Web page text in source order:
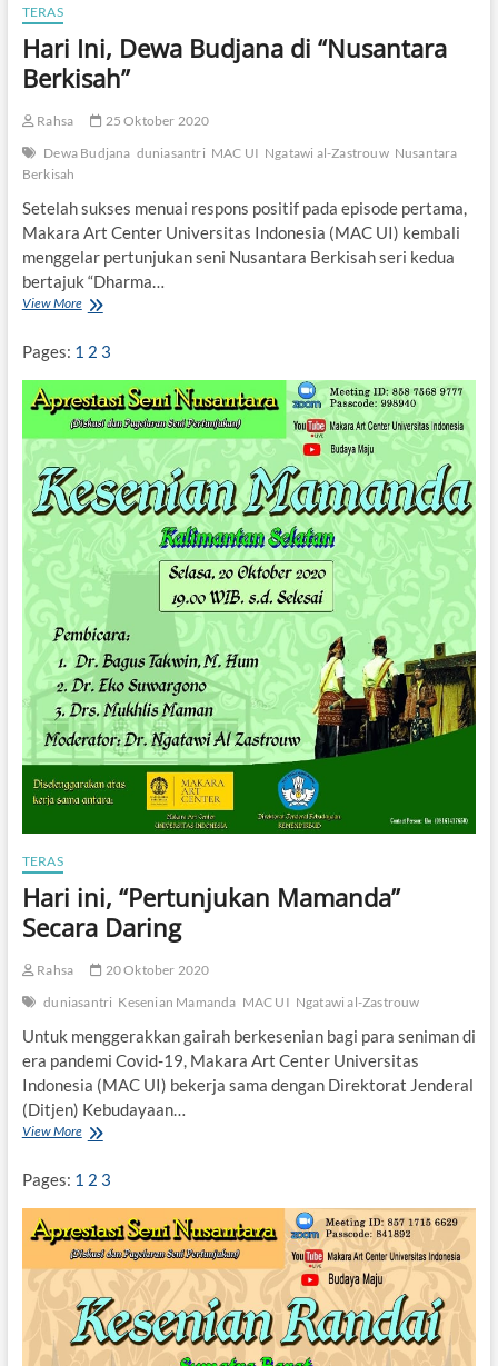
S
m
h
m
u
a
TERAS
Hari Ini, Dewa Budjana di “Nusantara
Berkisah”
Rahsa
25 Oktober 2020
Dewa Budjana duniasantri MAC UI Ngatawi al-Zastrouw Nusantara
Berkisah
Setelah sukses menuai respons positif pada episode pertama,
Makara Art Center Universitas Indonesia (MAC UI) kembali
menggelar pertunjukan seni Nusantara Berkisah seri kedua
bertajuk “Dharma…
View MoreH
i
I
n
i
,
D
e
w
a
d
a
n
a
d
i
“
N
u
s
a
a
B
i
a
h
”
Pages: 1 2 3
TERAS
Hari ini, “Pertunjukan Mamanda”
Secara Daring
Rahsa
20 Oktober 2020
duniasantri Kesenian Mamanda MAC UI Ngatawi al-Zastrouw
Untuk menggerakkan gairah berkesenian bagi para seniman di
era pandemi Covid-19, Makara Art Center Universitas
Indonesia (MAC UI) bekerja sama dengan Direktorat Jenderal
(Ditjen) Kebudayaan…
View MoreH
i
i
n
i
,
P
e
r
Pages: 1 2 3